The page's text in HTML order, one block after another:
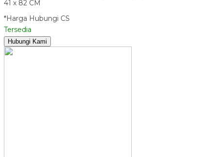
41 x 82 CM
*Harga Hubungi CS
Tersedia
Hubungi Kami